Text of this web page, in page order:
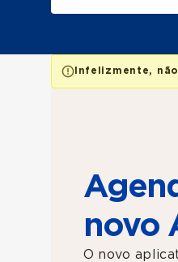
Infelizmente,
novo
O novo